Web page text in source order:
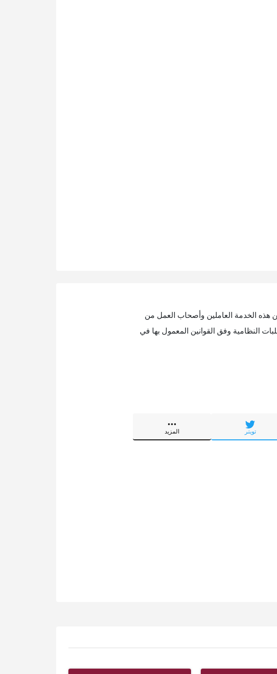
هذه الخدمة العاملين وأصحاب العمل من
النظامية وفق القوانين المعمول بها في
تويتر المزيد